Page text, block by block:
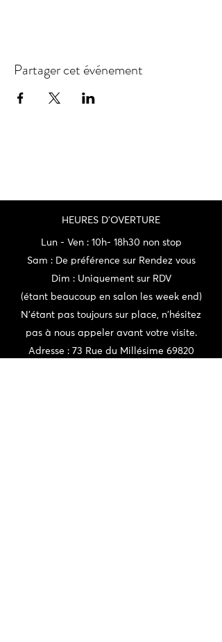
Partager cet événement
HEURES D'OVERTURE
Lun - Ven : 10h- 18h30 non stop
Sam : De préférence sur Rendez vous
Dim : Uniquement sur RDV
(étant beaucoup en salon les week end)
N'étant pas toujours sur place, n'hésitez
pas à nous appeler avant votre visite.
Adresse : 73 Rue du Millésime 69820